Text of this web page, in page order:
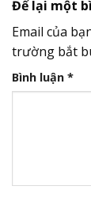
Để lại một
Email của
trường bắt
Bình luận *